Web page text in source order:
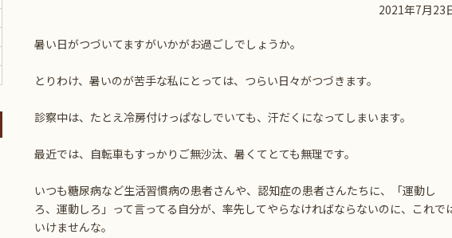
2021年7月23
暑い日がつづいてますがいかがお過ごしでしょうか。
とりわけ、暑いのが苦手な私にとっては、つらい日々がつづきます。
診察中は、たとえ冷房付けっぱなしでいても、汗だくになってしまいます。
最近では、自転車もすっかりご無沙汰、暑くてとても無理です。
いつも糖尿病など生活習慣病の患者さんや、認知症の患者さんたちに、「運動し
ろ、運動しろ」って言ってる自分が、率先してやらなければならないのに、これで
いけませんな。